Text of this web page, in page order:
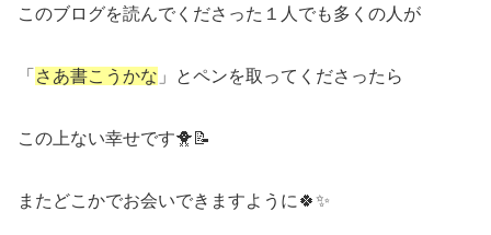
このブログを読んでくださった１人でも多くの人が
「 さあ書こうかな 」とペンを取ってくださったら
この上ない幸せです🐥📝
またどこかでお会いできますように🍀✨